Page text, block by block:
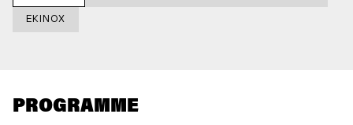
EKINOX
PROGRAMME